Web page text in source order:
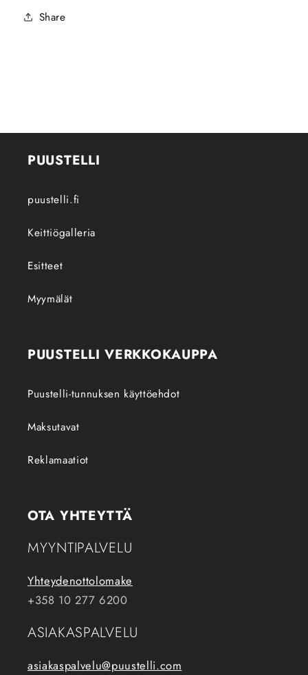
Share
PUUSTELLI
puustelli.fi
Keittiögalleria
Esitteet
Myymälät
PUUSTELLI VERKKOKAUPPA
Puustelli-tunnuksen käyttöehdot
Maksutavat
Reklamaatiot
OTA YHTEYTTÄ
MYYNTIPALVELU
Yhteydenottolomake
+358 10 277 6200
ASIAKASPALVELU
asiakaspalvelu@puustelli.com